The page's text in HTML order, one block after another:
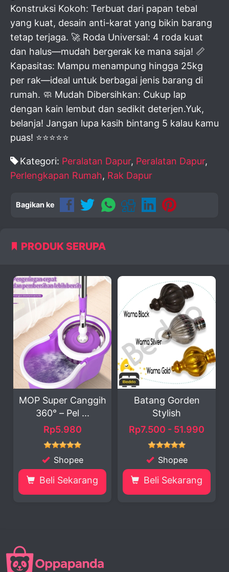
Konstruksi Kokoh: Terbuat dari papan tebal
yang kuat, desain anti-karat yang bikin barang
tetap terjaga. 🚀 Roda Universal: 4 roda kuat
dan halus—mudah bergerak ke mana saja! 📏
Kapasitas: Mampu menampung hingga 25kg
per rak—ideal untuk berbagai jenis barang di
rumah. 🧼 Mudah Dibersihkan: Cukup lap
dengan kain lembut dan sedikit deterjen.Yuk,
belanja! Jangan lupa kasih bintang 5 kalau kamu
puas! ⭐⭐⭐⭐⭐
Kategori: Peralatan Dapur, Peralatan Dapur,
Perlengkapan Rumah, Rak Dapur
Bagikan ke
PRODUK SERUPA
Canggih
– Pel ...
Sekarang
Batang Gorden
Rp7.500 - 51.990
Beli Sekarang
250